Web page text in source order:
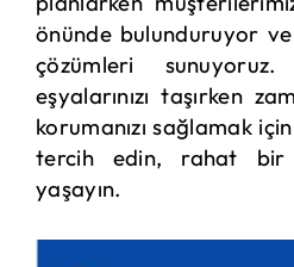
önünde bulunduruyor
çözümleri
eşyalarınızı taşırken
korumanızı sağlamak
tercih edin, rahat bir
yaşayın.